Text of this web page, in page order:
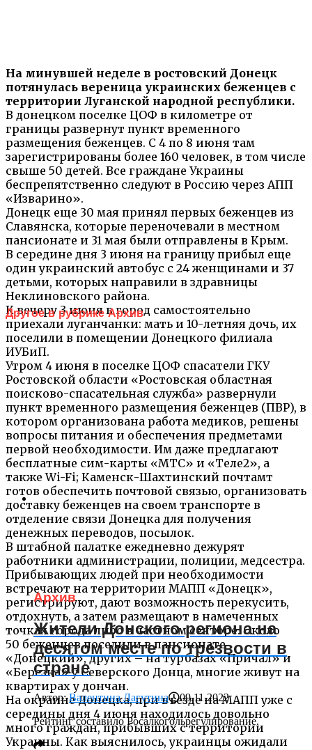
На минувшей неделе в ростовский Донецк
потянулась вереница украинских беженцев с
территории Луганской народной республики.
В донецком поселке ЦОФ в километре от
границы развернут пункт временного
размещения беженцев. С 4 по 8 июня там
зарегистрированы более 160 человек, в том числе
свыше 50 детей. Все граждане Украины
беспрепятственно следуют в Россию через АПП
«Изварино».
Донецк еще 30 мая принял первых беженцев из
Славянска, которые переночевали в местном
пансионате и 31 мая были отправлены в Крым.
В середине дня 3 июня на границу прибыл еще
один украинский автобус с 24 женщинами и 37
детьми, которых направили в здравницы
Неклиновского района.
К вечеру 3 июня в город самостоятельно
приехали луганчанки: мать и 10-летняя дочь, их
поселили в помещении Донецкого филиала
ИУБиП.
Утром 4 июня в поселке ЦОФ спасатели ГКУ
Ростовской области «Ростовская областная
поисково-спасательная служба» развернули
пункт временного размещения беженцев (ПВР), в
котором организована работа медиков, решены
вопросы питания и обеспечения предметами
первой необходимости. Им даже предлагают
бесплатные сим-карты «МТС» и «Теле2», а
также Wi-Fi; Каменск-Шахтинский почтамт
готов обеспечить почтовой связью, организовать
доставку беженцев на своем транспорте в
отделение связи Донецка для получения
денежных переводов, посылок.
В штабной палатке ежедневно дежурят
работники администрации, полиции, медсестра.
Прибывающих людей при необходимости
встречают на территории МАПП «Донецк»,
регистрируют, дают возможность перекусить,
отдохнуть, а затем размещают в намеченных
точках города либо в частном секторе. Около
50 беженцев поселили в пансионате
«Донецкий», других – на турбазах «Причал» и
«Березка» у Северского Донца, многие живут на
квартирах у дончан.
На окраине Донецка, при въезде на МАПП уже с
середины дня 4 июня находилось довольно
много граждан, прибывших с территории
Украины. Как выяснилось, украинцы ожидали
Другое в рубрике Архив
Архив
Жители Донского региона на
десятом месте по трезвости в
стране
Автор:Валентина Лагутина
09.11.2022
Рейтинг составило Росалкогольрегулирование.